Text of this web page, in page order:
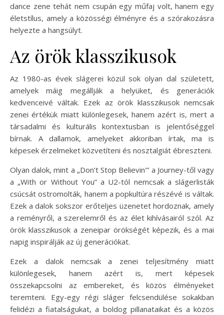
dance zene tehát nem csupán egy műfaj volt, hanem egy
életstílus, amely a közösségi élményre és a szórakozásra
helyezte a hangsúlyt.
Az örök klasszikusok
Az 1980-as évek slágerei közül sok olyan dal született,
amelyek máig megállják a helyüket, és generációk
kedvenceivé váltak. Ezek az örök klasszikusok nemcsak
zenei értékük miatt különlegesek, hanem azért is, mert a
társadalmi és kulturális kontextusban is jelentőséggel
bírnak. A dallamok, amelyeket akkoriban írtak, ma is
képesek érzelmeket közvetíteni és nosztalgiát ébreszteni.
Olyan dalok, mint a „Don’t Stop Believin'” a Journey-től vagy
a „With or Without You” a U2-tól nemcsak a slágerlisták
csúcsát ostromolták, hanem a popkultúra részévé is váltak.
Ezek a dalok sokszor erőteljes üzenetet hordoznak, amely
a reményről, a szerelemről és az élet kihívásairól szól. Az
örök klasszikusok a zeneipar örökségét képezik, és a mai
napig inspirálják az új generációkat.
Ezek a dalok nemcsak a zenei teljesítmény miatt
különlegesek, hanem azért is, mert képesek
összekapcsolni az embereket, és közös élményeket
teremteni. Egy-egy régi sláger felcsendülése sokakban
felidézi a fiatalságukat, a boldog pillanataikat és a közös